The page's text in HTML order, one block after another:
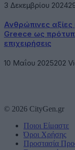
3 Δεκεμβρίου 2024
Ανθρώπινες
Greece ως
επιχειρήσεις
10 Μαΐου 2025202
© 2026 CityGen.gr
Ποιοι Είμαστε
Όροι Χρήσης
Προστασία